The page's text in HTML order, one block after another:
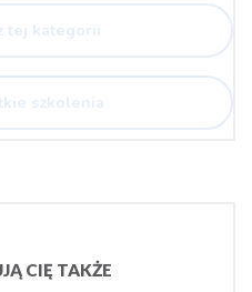
z tej kategorii
szkolenia
CIĘ TAKŻE